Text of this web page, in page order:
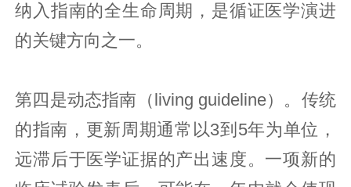
纳入指南的全生命周期，是循证医学演进
的关键方向之一。
第四是动态指南（living guideline）。传统
的指南，更新周期通常以3到5年为单位，
远滞后于医学证据的产出速度。一项新的